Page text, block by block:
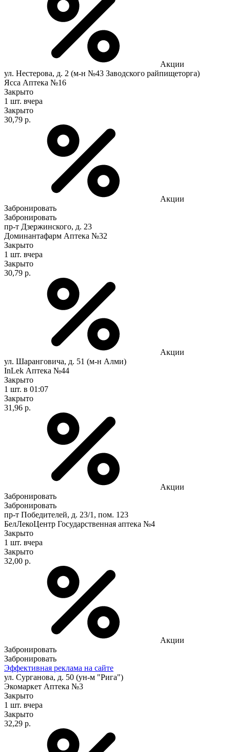
Акции
ул. Нестерова, д. 2 (м-н №43 Заводского райпищеторга)
Ясса Аптека №16
Закрыто
1 шт. вчера
Закрыто
30,79 р.
Акции
Забронировать
Забронировать
пр-т Дзержинского, д. 23
Доминантафарм Аптека №32
Закрыто
1 шт. вчера
Закрыто
30,79 р.
Акции
ул. Шаранговича, д. 51 (м-н Алми)
InLek Аптека №44
Закрыто
1 шт. в 01:07
Закрыто
31,96 р.
Акции
Забронировать
Забронировать
пр-т Победителей, д. 23/1, пом. 123
БелЛекоЦентр Государственная аптека №4
Закрыто
1 шт. вчера
Закрыто
32,00 р.
Акции
Забронировать
Забронировать
Эффективная реклама на сайте
ул. Сурганова, д. 50 (ун-м "Рига")
Экомаркет Аптека №3
Закрыто
1 шт. вчера
Закрыто
32,29 р.